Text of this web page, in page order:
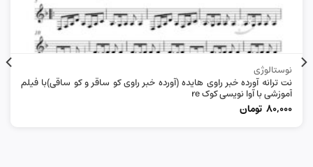
نوستالوژی
نت ترانه آورده خبر راوی هایده (آورده خبر راوی کو ساقر و کو ساقی)با فیلم
آموزشی با آوا نویسی کوک re
80,000 تومان